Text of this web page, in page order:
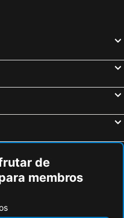
de
membros